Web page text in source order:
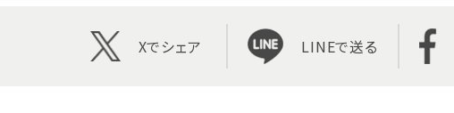
Xでシェア LINEで送る